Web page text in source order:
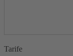
Tarife